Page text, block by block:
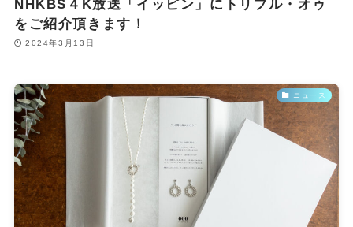
NHKBS４K放送「イッピン」にトリプル・オゥ
をご紹介頂きます！
2024年3月13日
ニュース